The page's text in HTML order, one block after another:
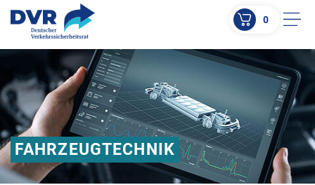
ZUM HAUPTINHALT SPRINGEN
ZUR SUCHE SPRINGEN
0
FAHRZEUGTECHNIK